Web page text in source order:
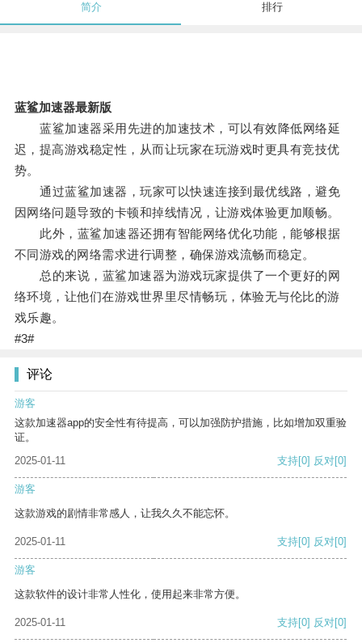
简介 排行
蓝鲨加速器最新版
蓝鲨加速器采用先进的加速技术，可以有效降低网络延
迟，提高游戏稳定性，从而让玩家在玩游戏时更具有竞技优
势。
通过蓝鲨加速器，玩家可以快速连接到最优线路，避免
因网络问题导致的卡顿和掉线情况，让游戏体验更加顺畅。
此外，蓝鲨加速器还拥有智能网络优化功能，能够根据
不同游戏的网络需求进行调整，确保游戏流畅而稳定。
总的来说，蓝鲨加速器为游戏玩家提供了一个更好的网
络环境，让他们在游戏世界里尽情畅玩，体验无与伦比的游
戏乐趣。
#3#
评论
游客
这款加速器app的安全性有待提高，可以加强防护措施，比如增加双重验
证。
2025-01-11
支持[0] 反对[0]
游客
这款游戏的剧情非常感人，让我久久不能忘怀。
2025-01-11 支持[0] 反对[0]
游客
这款软件的设计非常人性化，使用起来非常方便。
2025-01-11 支持[0] 反对[0]